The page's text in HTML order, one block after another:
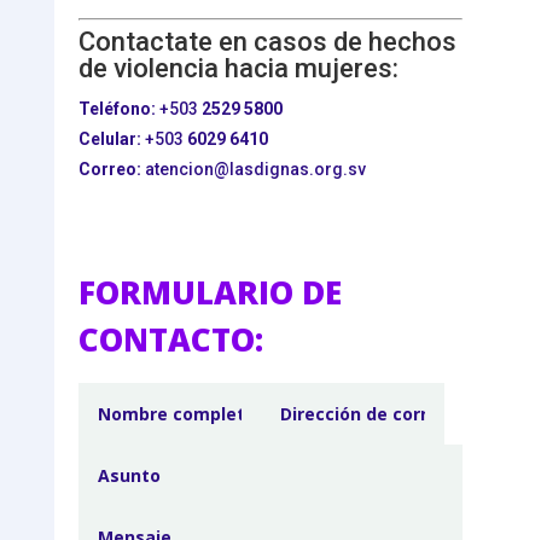
Contactate en casos de hechos
de violencia hacia mujeres:
Teléfono: +503 2529 5800
Celular: +503 6029 6410
Correo: atencion@lasdignas.org.sv
FORMULARIO DE
CONTACTO: